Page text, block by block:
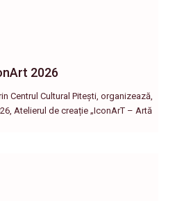
2026
Centrul Cultural Pitești, organizează,
Atelierul de creație „IconArT – Artă